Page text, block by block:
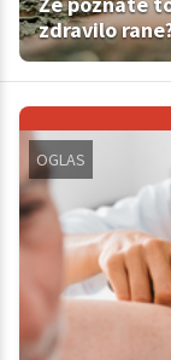
zdravilo
OGLAS